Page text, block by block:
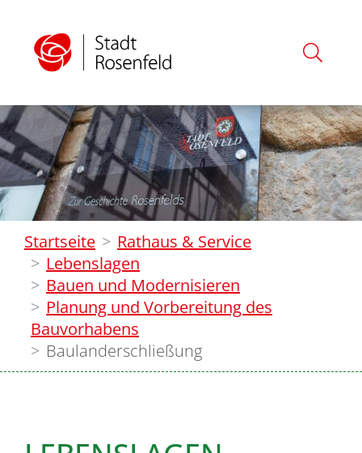
Startseite
Rathaus & Service
Lebenslagen
Bauen und Modernisieren
Planung und Vorbereitung des
Bauvorhabens
Baulanderschließung